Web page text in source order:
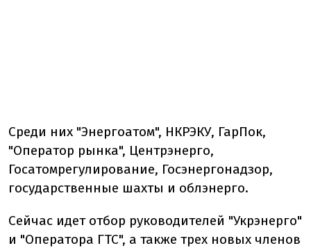
Среди них "Энергоатом", НКРЭКУ, ГарПок,
"Оператор рынка", Центрэнерго,
Госатомрегулирование, Госэнергонадзор,
государственные шахты и облэнерго.
Сейчас идет отбор руководителей "Укрэнерго"
и "Оператора ГТС", а также трех новых членов